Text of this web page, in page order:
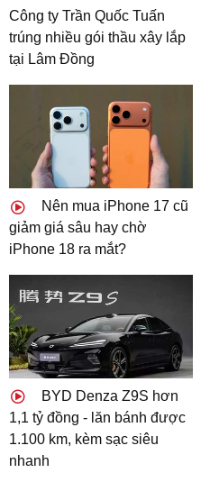
Công ty Trần Quốc Tuấn
trúng nhiều gói thầu xây lắp
tại Lâm Đồng
Nên mua iPhone 17 cũ
giảm giá sâu hay chờ
iPhone 18 ra mắt?
BYD Denza Z9S hơn
1,1 tỷ đồng - lăn bánh được
1.100 km, kèm sạc siêu
nhanh